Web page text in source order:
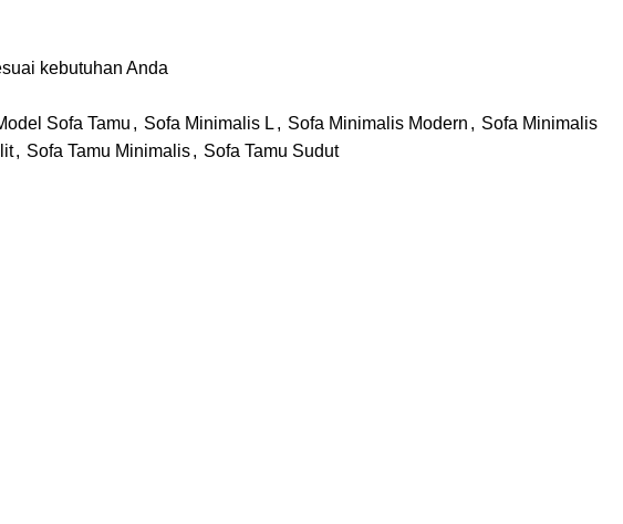
kebutuhan Anda
Sofa Tamu , Sofa Minimalis L , Sofa Minimalis Modern , Sofa Minimalis
, Sofa Tamu Minimalis, Sofa Tamu Sudut